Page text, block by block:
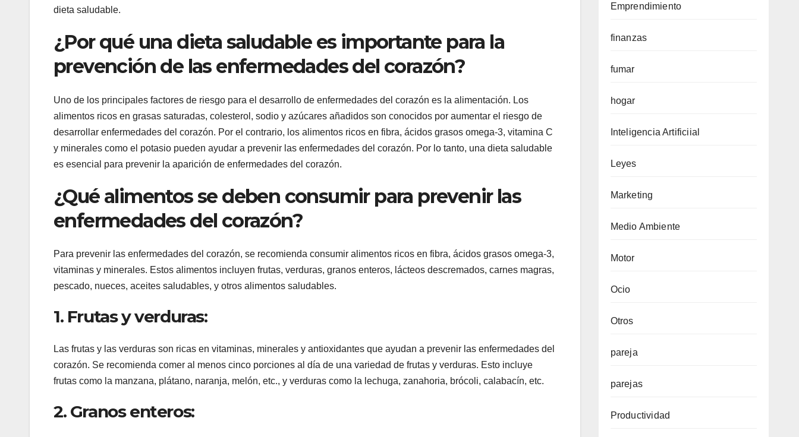
dieta saludable.
¿Por qué una dieta saludable es importante para la
prevención de las enfermedades del corazón?
Uno de los principales factores de riesgo para el desarrollo de enfermedades del corazón es la alimentación. Los
alimentos ricos en grasas saturadas, colesterol, sodio y azúcares añadidos son conocidos por aumentar el riesgo de
desarrollar enfermedades del corazón. Por el contrario, los alimentos ricos en fibra, ácidos grasos omega-3, vitamina C
y minerales como el potasio pueden ayudar a prevenir las enfermedades del corazón. Por lo tanto, una dieta saludable
es esencial para prevenir la aparición de enfermedades del corazón.
¿Qué alimentos se deben consumir para prevenir las
enfermedades del corazón?
Para prevenir las enfermedades del corazón, se recomienda consumir alimentos ricos en fibra, ácidos grasos omega-3,
vitaminas y minerales. Estos alimentos incluyen frutas, verduras, granos enteros, lácteos descremados, carnes magras,
pescado, nueces, aceites saludables, y otros alimentos saludables.
1. Frutas y verduras:
Las frutas y las verduras son ricas en vitaminas, minerales y antioxidantes que ayudan a prevenir las enfermedades del
corazón. Se recomienda comer al menos cinco porciones al día de una variedad de frutas y verduras. Esto incluye
frutas como la manzana, plátano, naranja, melón, etc., y verduras como la lechuga, zanahoria, brócoli, calabacín, etc.
2. Granos enteros:
Emprendimiento
finanzas
fumar
hogar
Inteligencia Artificiial
Leyes
Marketing
Medio Ambiente
Motor
Ocio
Otros
pareja
parejas
Productividad